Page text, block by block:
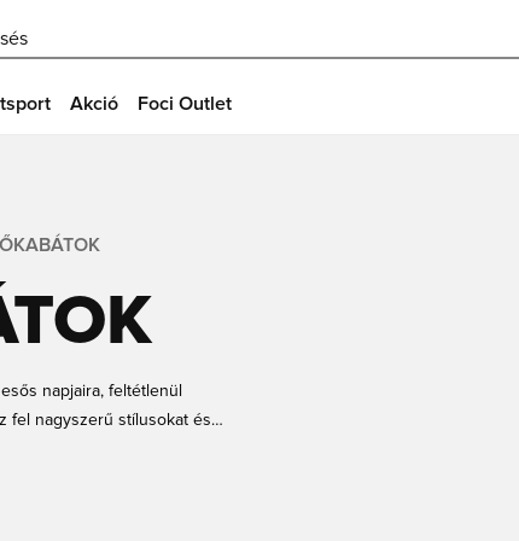
Akció Foci Outlet
napjaira, feltétlenül
fel nagyszerű stílusokat és
és felnőtteknek. Rendeld